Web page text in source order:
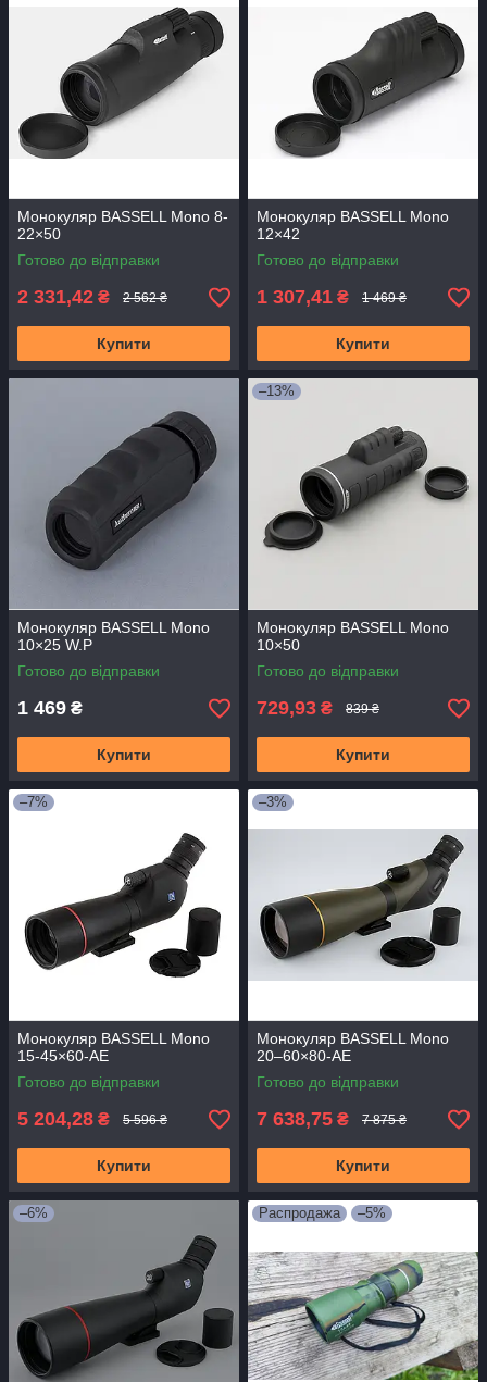
Монокуляр BASSELL Mono 8-
22×50
Готово до відправки
2 331,42 ₴ 2 562 ₴
Купити
Монокуляр BASSELL Mono
12×42
Готово до відправки
1 307,41 ₴ 1 469 ₴
Купити
Монокуляр BASSELL Mono
10×25 W.P
Готово до відправки
1 469 ₴
Купити
–13%
Монокуляр BASSELL Mono
10×50
Готово до відправки
729,93 ₴ 839 ₴
Купити
–7%
Монокуляр BASSELL Mono
15-45×60-AE
Готово до відправки
5 204,28 ₴ 5 596 ₴
Купити
–3%
Монокуляр BASSELL Mono
20–60×80-AE
Готово до відправки
7 638,75 ₴ 7 875 ₴
Купити
–6% Распродажа –5%